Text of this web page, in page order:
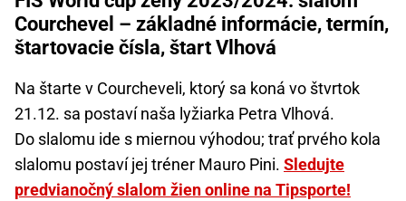
Courchevel – základné informácie, termín,
štartovacie čísla, štart Vlhová
Na štarte v Courcheveli, ktorý sa koná vo štvrtok
21.12. sa postaví naša lyžiarka Petra Vlhová.
Do slalomu ide s miernou výhodou; trať prvého kola
slalomu postaví jej tréner Mauro Pini. Sledujte
predvianočný slalom žien online na Tipsporte!